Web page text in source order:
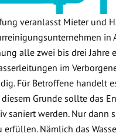
veranlasst Mieter und
in
alle zwei bis drei Jahre
im
Für Betroffene handelt
Grunde sollte das
saniert werden. Nur dann
Nämlich das